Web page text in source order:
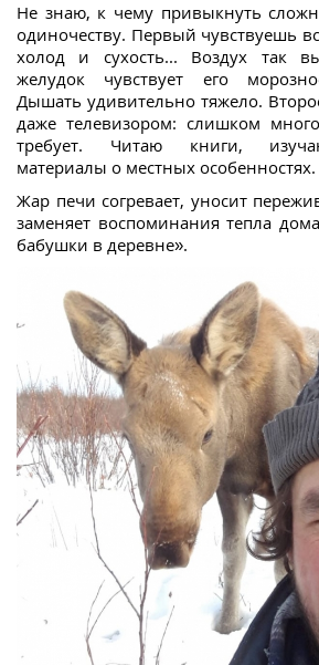
Не знаю, к чему привыкнуть
одиночеству. Первый чувствуешь
холод и сухость... Воздух так
желудок чувствует его
Дышать удивительно тяжело.
даже телевизором: слишком
требует. Читаю книги,
материалы о местных особенностях.
Жар печи согревает, уносит
заменяет воспоминания тепла
бабушки в деревне».